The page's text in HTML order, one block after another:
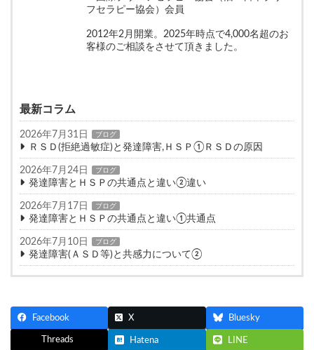
フセラピー協会）会員
2012年2月開業。2025年時点で4,000名超のお
客様のご相談をさせて頂きました。
最新コラム
2026年7月31日 ブログ
ＲＳＤ(拒絶過敏症)と発達障害,ＨＳＰ①ＲＳＤの原因
2026年7月24日 ブログ
発達障害とＨＳＰの共通点と違い②違い
2026年7月17日 ブログ
発達障害とＨＳＰの共通点と違い①共通点
2026年7月10日 ブログ
発達障害(ＡＳＤ等)と共感力について②
Facebook X Bluesky
Threads Hatena LINE